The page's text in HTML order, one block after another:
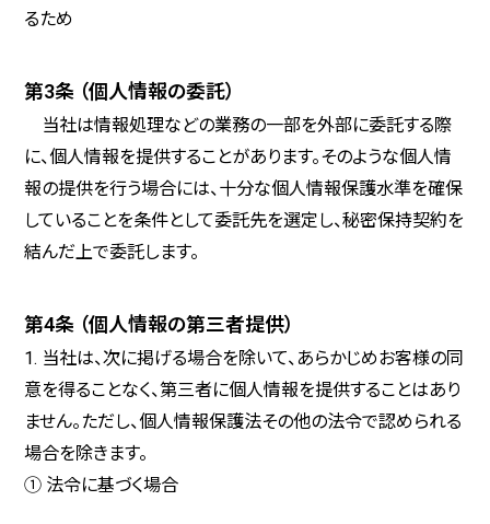
るため
第3条 （個人情報の委託）
当社は情報処理などの業務の一部を外部に委託する際
に、個人情報を提供することがあります。そのような個人情
報の提供を行う場合には、十分な個人情報保護水準を確保
していることを条件として委託先を選定し、秘密保持契約を
結んだ上で委託します。
第4条 （個人情報の第三者提供）
1. 当社は、次に掲げる場合を除いて、あらかじめお客様の同
意を得ることなく、第三者に個人情報を提供することはあり
ません。ただし、個人情報保護法その他の法令で認められる
場合を除きます。
① 法令に基づく場合